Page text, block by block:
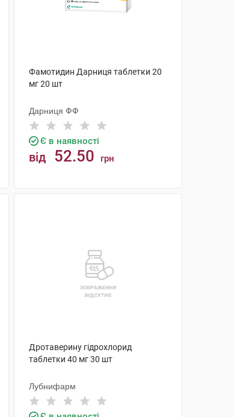
Фамотидин Дарниця таблетки 20
мг 20 шт
Дарниця ФФ
Є в наявності
від 52.50 грн
Дротаверину гідрохлорид
таблетки 40 мг 30 шт
Лубнифарм